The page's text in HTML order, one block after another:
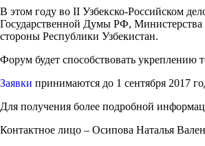
В этом году во II Узбекско-Российском
Государственной Думы РФ, Министерства
стороны Республики Узбекистан.
Форум будет способствовать укреплению
Заявки принимаются до 1 сентября 2017
Для получения более подробной
Контактное лицо – Осипова Наталья